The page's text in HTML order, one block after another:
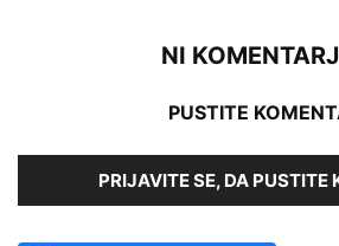
NI
PUSTITE
PRIJAVITE SE, DA PUSTITE